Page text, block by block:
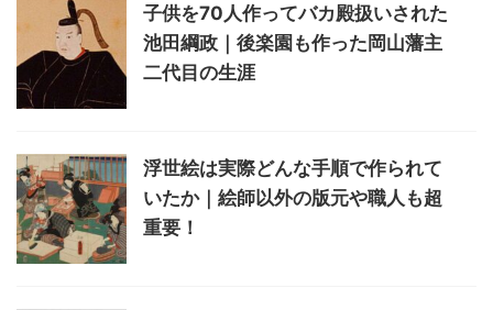
子供を70人作ってバカ殿扱いされた
池田綱政｜後楽園も作った岡山藩主
二代目の生涯
浮世絵は実際どんな手順で作られて
いたか｜絵師以外の版元や職人も超
重要！